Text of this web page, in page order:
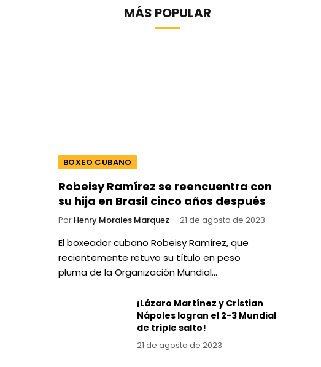
MÁS POPULAR
BOXEO CUBANO
Robeisy Ramírez se reencuentra con
su hija en Brasil cinco años después
Por Henry Morales Marquez 21 de agosto de 2023
El boxeador cubano Robeisy Ramírez, que
recientemente retuvo su título en peso
pluma de la Organización Mundial…
¡Lázaro Martínez y Cristian
Nápoles logran el 2-3 Mundial
de triple salto!
21 de agosto de 2023